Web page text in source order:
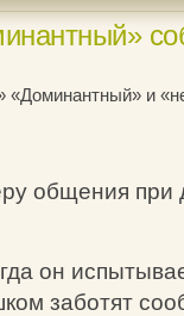
«Доминантный» и
общения при
он
заботят